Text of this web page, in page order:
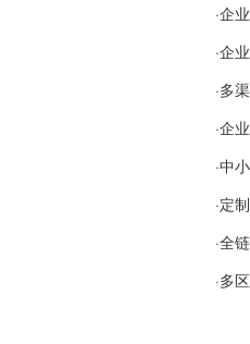
·企业
·企业
·多渠
·企业
·中小
·定制
·全链
·多区域